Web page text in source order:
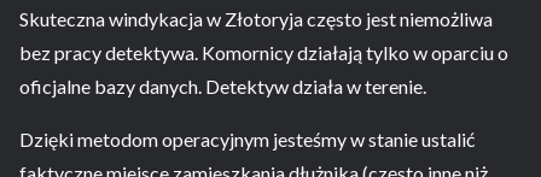
Skuteczna windykacja w Złotoryja często jest niemożliwa
bez pracy detektywa. Komornicy działają tylko w oparciu o
oficjalne bazy danych. Detektyw działa w terenie.
Dzięki metodom operacyjnym jesteśmy w stanie ustalić